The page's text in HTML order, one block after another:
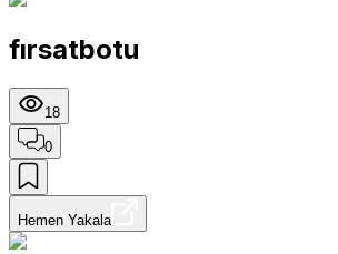
fırsatbotu
18
0
Hemen Yakala